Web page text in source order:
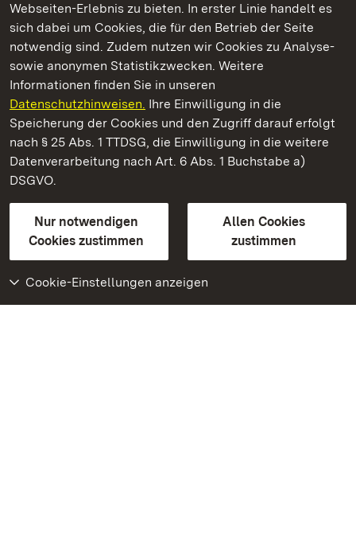
Webseiten-Erlebnis zu bieten. In erster Linie handelt es
sich dabei um Cookies, die für den Betrieb der Seite
notwendig sind. Zudem nutzen wir Cookies zu Analyse-
sowie anonymen Statistikzwecken. Weitere
Informationen finden Sie in unseren
Datenschutzhinweisen. Ihre Einwilligung in die
Speicherung der Cookies und den Zugriff darauf erfolgt
nach § 25 Abs. 1 TTDSG, die Einwilligung in die weitere
Datenverarbeitung nach Art. 6 Abs. 1 Buchstabe a)
DSGVO.
Nur notwendigen
Cookies zustimmen
Allen Cookies
zustimmen
Cookie-Einstellungen anzeigen
Kommen. Staunen. Genießen.
Schloss und Schlossgarten Schwetzingen
Staatliche Schlösser und Gärten Baden-Württemberg
Kontakt
GebärdenspracheLeichte Sprache
Erklärung zur Barrierefreiheit
BITV-konform (geprüfte Seiten)
Weiteres